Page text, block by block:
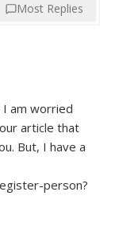
Most Replies
I am worried
article that
But, I have a
person?